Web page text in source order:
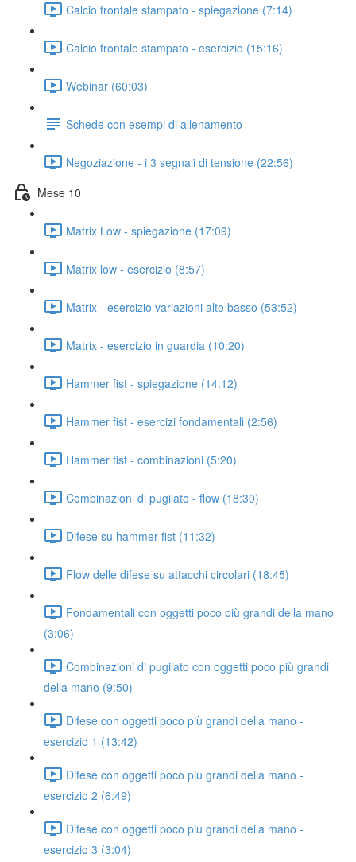
Calcio frontale stampato - spiegazione (7:14)
Calcio frontale stampato - esercizio (15:16)
Webinar (60:03)
Schede con esempi di allenamento
Negoziazione - i 3 segnali di tensione (22:56)
Mese 10
Matrix Low - spiegazione (17:09)
Matrix low - esercizio (8:57)
Matrix - esercizio variazioni alto basso (53:52)
Matrix - esercizio in guardia (10:20)
Hammer fist - spiegazione (14:12)
Hammer fist - esercizi fondamentali (2:56)
Hammer fist - combinazioni (5:20)
Combinazioni di pugilato - flow (18:30)
Difese su hammer fist (11:32)
Flow delle difese su attacchi circolari (18:45)
Fondamentali con oggetti poco più grandi della mano
(3:06)
Combinazioni di pugilato con oggetti poco più grandi
della mano (9:50)
Difese con oggetti poco più grandi della mano -
esercizio 1 (13:42)
Difese con oggetti poco più grandi della mano -
esercizio 2 (6:49)
Difese con oggetti poco più grandi della mano -
esercizio 3 (3:04)